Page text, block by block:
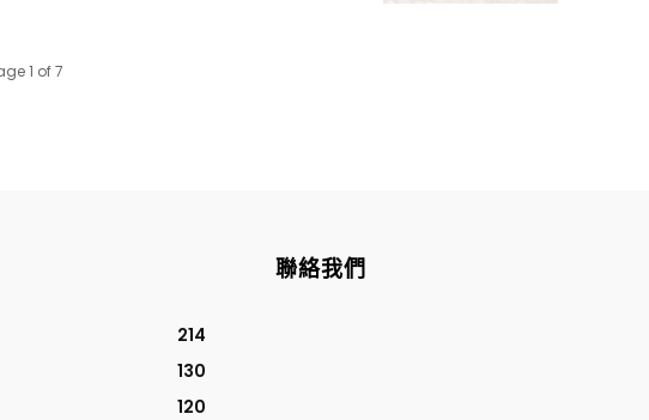
1 of 7
214
130
120
聯絡我們